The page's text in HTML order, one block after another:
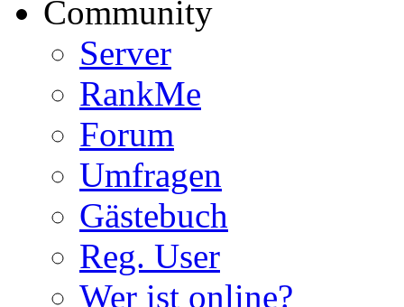
Community
Server
RankMe
Forum
Umfragen
Gästebuch
Reg. User
Wer ist online?